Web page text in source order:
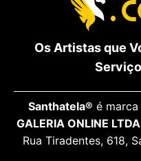
Os Artistas que
Santhatela® é marca
GALERIA ONLINE LTDA
Rua Tiradentes, 618,